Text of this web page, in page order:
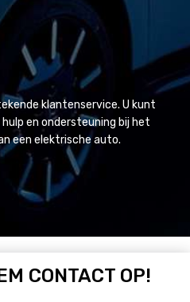
klantenservice. U kunt
en ondersteuning bij het
een elektrische auto.
CONTACT OP!